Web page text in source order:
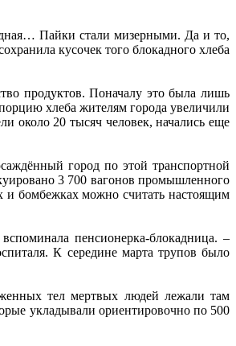
Пайки стали мизерными. Да и то,
кусочек того блокадного хлеба
продуктов. Поначалу это была лишь
хлеба жителям города увеличили
около 20 тысяч человек, начались еще
город по этой транспортной
3 700 вагонов промышленного
и бомбежках можно считать настоящим
пенсионерка-блокадница. –
К середине марта трупов было
тел мертвых людей лежали там
укладывали ориентировочно по 500